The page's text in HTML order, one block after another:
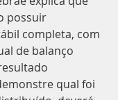
possuir
completa, com
de balanço
qual foi